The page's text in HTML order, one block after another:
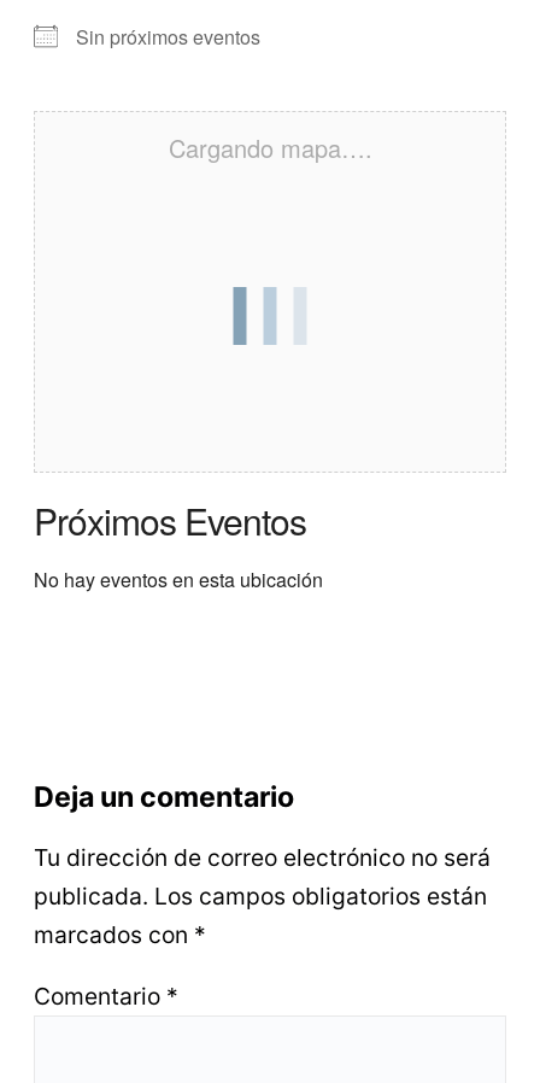
Sin próximos eventos
Cargando mapa….
Próximos Eventos
No hay eventos en esta ubicación
Deja un comentario
Tu dirección de correo electrónico no será
publicada. Los campos obligatorios están
marcados con *
Comentario *